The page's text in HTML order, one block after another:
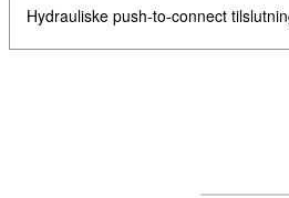
Hydrauliske push-to-connect